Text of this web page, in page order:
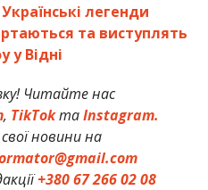
Українські легенди
та виступлять
у Відні
Читайте нас
, TikTokтаInstagram.
новини на
+380 67 266 02 08